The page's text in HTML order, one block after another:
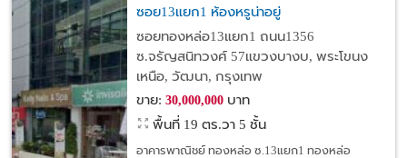
ซอย13แยก1 ห้องหรูน่าอยู่
ซอยทองหล่อ13แยก1 ถนน1356
ซ.จรัญสนิทวงศ์ 57แขวงบางบ, พระโขนง
เหนือ, วัฒนา, กรุงเทพ
ขาย: 30,000,000บาท
พื้นที่ 19 ตร.วา 5 ชั้น
อาคารพาณิชย์ ทองหล่อ ซ.13แยก1 ทองหล่อ